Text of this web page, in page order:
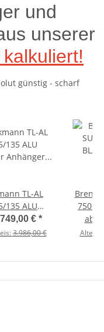
und
unserer
TL-AL
135 ALU
Anhänger -
€ *
3.986,00 €
750
Kippi
ab
Alter